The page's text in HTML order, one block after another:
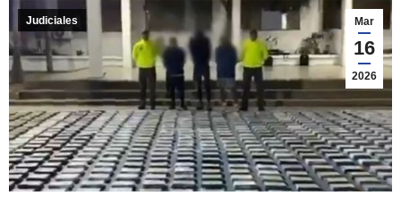
Mar
16
2026
Judiciales